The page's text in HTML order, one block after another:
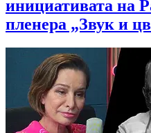
инициативата на
пленера „Звук и